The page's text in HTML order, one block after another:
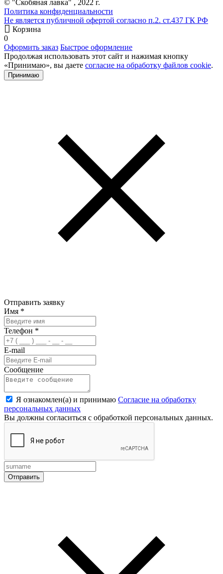
© "Скобяная лавка" , 2022 г.
Политика конфиденциальности
Не является публичной офертой согласно п.2. ст.437 ГК РФ
Корзина
0
Оформить заказ Быстрое оформление
Продолжая использовать этот сайт и нажимая кнопку
«Принимаю», вы даете согласие на обработку файлов cookie.
Принимаю
Отправить заявку
Имя *
Телефон *
E-mail
Сообщение
Я ознакомлен(а) и принимаю Согласие на обработку
персональных данных
Вы должны согласиться с обработкой персональных данных.